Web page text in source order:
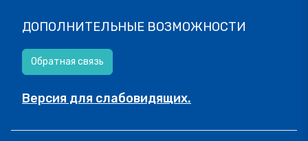
ДОПОЛНИТЕЛЬНЫЕ ВОЗМОЖНОСТИ
Обратная связь
Версия для слабовидящих.